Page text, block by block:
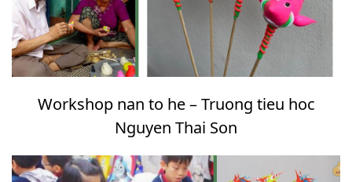
Workshop nan to he – Truong tieu hoc
Nguyen Thai Son